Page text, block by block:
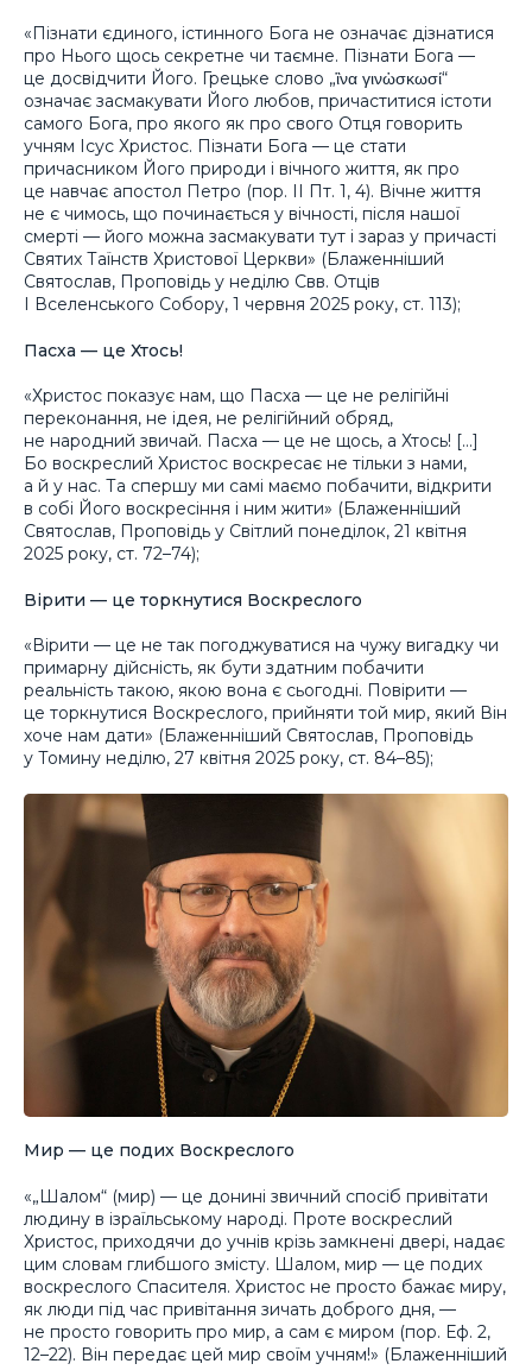
«Пізнати єдиного, істинного Бога не означає дізнатися
про Нього щось секретне чи таємне. Пізнати Бога —
це досвідчити Його. Грецьке слово „ἳνα γινὡσκωσί“
означає засмакувати Його любов, причаститися істоти
самого Бога, про якого як про свого Отця говорить
учням Ісус Христос. Пізнати Бога — це стати
причасником Його природи і вічного життя, як про
це навчає апостол Петро (пор. II Пт. 1, 4). Вічне життя
не є чимось, що починається у вічності, після нашої
смерті — його можна засмакувати тут і зараз у причасті
Святих Таїнств Христової Церкви» (Блаженніший
Святослав, Проповідь у неділю Свв. Отців
І Вселенського Собору, 1 червня 2025 року, ст. 113);
Пасха — це Хтось!
«Христос показує нам, що Пасха — це не релігійні
переконання, не ідея, не релігійний обряд,
не народний звичай. Пасха — це не щось, а Хтось! […]
Бо воскреслий Христос воскресає не тільки з нами,
а й у нас. Та спершу ми самі маємо побачити, відкрити
в собі Його воскресіння і ним жити» (Блаженніший
Святослав, Проповідь у Світлий понеділок, 21 квітня
2025 року, ст. 72–74);
Вірити — це торкнутися Воскреслого
«Вірити — це не так погоджуватися на чужу вигадку чи
примарну дійсність, як бути здатним побачити
реальність такою, якою вона є сьогодні. Повірити —
це торкнутися Воскреслого, прийняти той мир, який Він
хоче нам дати» (Блаженніший Святослав, Проповідь
у Томину неділю, 27 квітня 2025 року, ст. 84–85);
Мир — це подих Воскреслого
«„Шалом“ (мир) — це донині звичний спосіб привітати
людину в ізраїльському народі. Проте воскреслий
Христос, приходячи до учнів крізь замкнені двері, надає
цим словам глибшого змісту. Шалом, мир — це подих
воскреслого Спасителя. Христос не просто бажає миру,
як люди під час привітання зичать доброго дня, —
не просто говорить про мир, а сам є миром (пор. Еф. 2,
12–22). Він передає цей мир своїм учням!» (Блаженніший